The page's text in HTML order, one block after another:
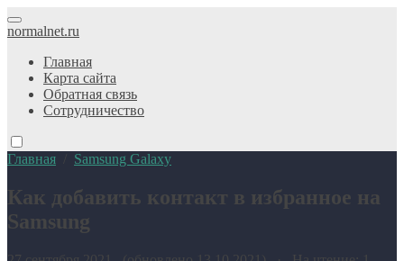
normalnet.ru
Главная
Карта сайта
Обратная связь
Сотрудничество
Главная Samsung Galaxy
Как добавить контакт в избранное на
Samsung